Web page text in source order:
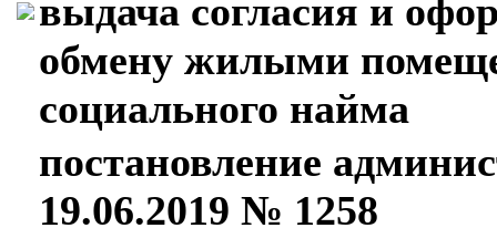
выдача согласия и
обмену жилыми
социального найма
постановление
19.06.2019 № 1258